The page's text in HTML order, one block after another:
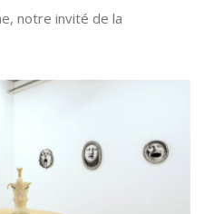
notre invité de la